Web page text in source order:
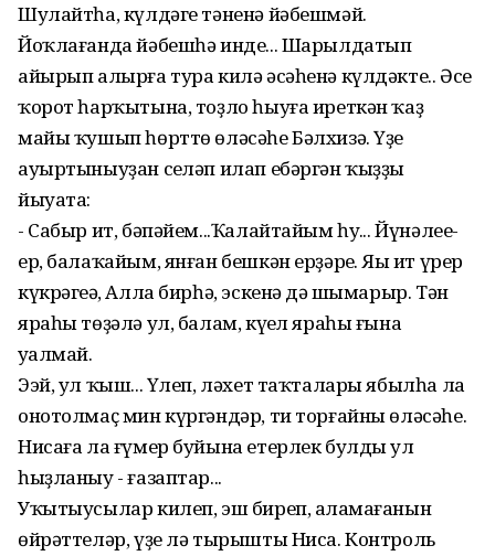
Шулайтһа, күлдәге тәненә йәбешмәй.
Йоҡлағанда йәбешһә инде... Шарылдатып
айырып алырға тура килә әсәһенә күлдәкте.. Әсе
ҡорот һарҡытына, тоҙло һыуға иреткән ҡаҙ
майы ҡушып һөрттө өләсәһе Бәлхизә. Үҙе
ауыртыныуҙан сеңләп илап ебәргән ҡыҙҙы
йыуата:
- Сабыр ит, бәпәйем...Ҡалайтайым һуң... Йүнәлее-
ер, балаҡайым, янған бешкән ерҙәрең. Яңы ит үрер
күкрәгеңә, Алла бирһә, эскенәң дә шымарыр. Тән
яраһы төҙәлә ул, балам, күңел яраһы ғына
уңалмай.
Ээй, ул ҡыш... Үлеп, ләхет таҡталары ябылһа ла
онотолмаҫ мин күргәндәр, ти торғайны өләсәһе.
Нисаға ла ғүмер буйына етерлек булды ул
һыҙланыу - ғазаптар...
Уҡытыусылар килеп, эш биреп, аңламағанын
өйрәттеләр, үҙе лә тырышты Ниса. Контроль